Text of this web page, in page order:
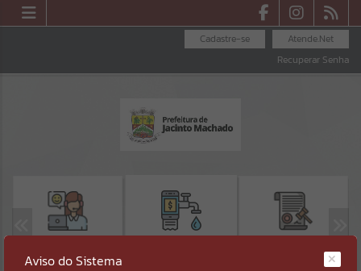
Atende.Net
Cadastre-se
Recuperar Senha
OUVIDORIA
Aviso do Sistema